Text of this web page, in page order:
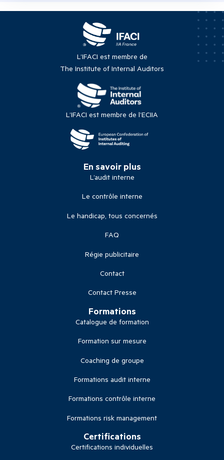
L’IFACI est membre de
The Institute of Internal Auditors
L’IFACI est membre de l’ECIIA
En savoir plus
L’audit interne
Le contrôle interne
Le handicap, tous concernés
FAQ
Régie publicitaire
Contact
Contact Presse
Formations
Catalogue de formation
Formation sur mesure
Coaching de groupe
Formations audit interne
Formations contrôle interne
Formations risk management
Certifications
Certifications individuelles